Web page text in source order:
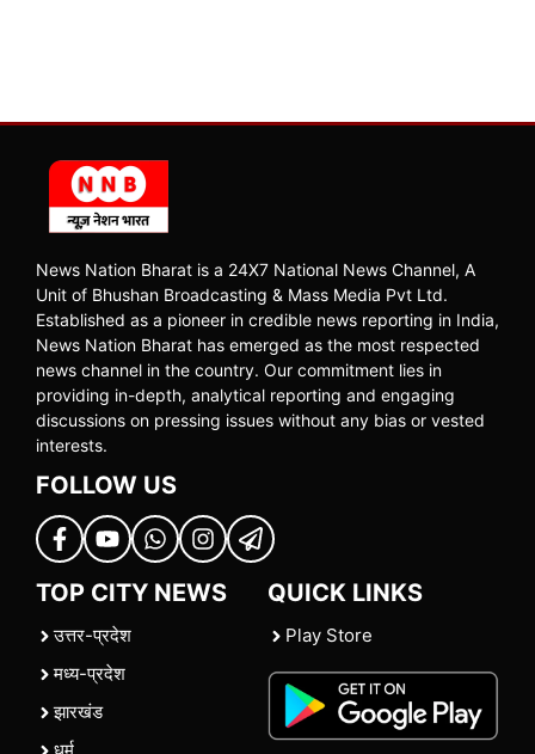
News Nation Bharat is a 24X7 National News Channel, A
Unit of Bhushan Broadcasting & Mass Media Pvt Ltd.
Established as a pioneer in credible news reporting in India,
News Nation Bharat has emerged as the most respected
news channel in the country. Our commitment lies in
providing in-depth, analytical reporting and engaging
discussions on pressing issues without any bias or vested
interests.
FOLLOW US
TOP CITY NEWS
उत्तर-प्रदेश
मध्य-प्रदेश
झारखंड
QUICK LINKS
Play Store